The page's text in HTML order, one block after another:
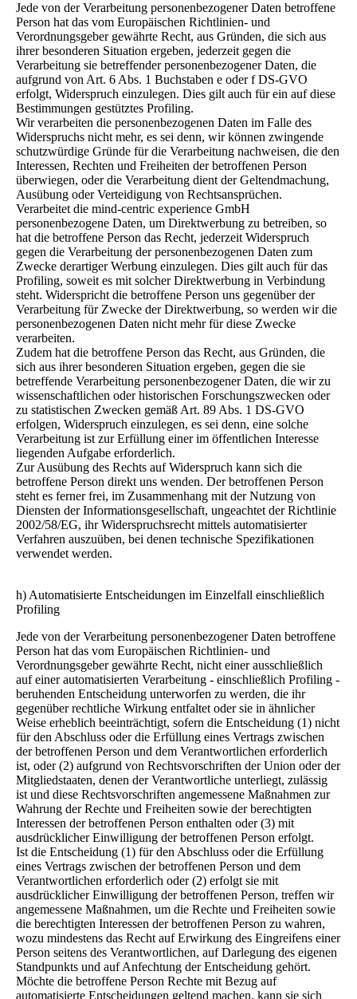
Jede von der Verarbeitung personenbezogener Daten betroffene
Person hat das vom Europäischen Richtlinien- und
Verordnungsgeber gewährte Recht, aus Gründen, die sich aus
ihrer besonderen Situation ergeben, jederzeit gegen die
Verarbeitung sie betreffender personenbezogener Daten, die
aufgrund von Art. 6 Abs. 1 Buchstaben e oder f DS-GVO
erfolgt, Widerspruch einzulegen. Dies gilt auch für ein auf diese
Bestimmungen gestütztes Profiling.
Wir verarbeiten die personenbezogenen Daten im Falle des
Widerspruchs nicht mehr, es sei denn, wir können zwingende
schutzwürdige Gründe für die Verarbeitung nachweisen, die den
Interessen, Rechten und Freiheiten der betroffenen Person
überwiegen, oder die Verarbeitung dient der Geltendmachung,
Ausübung oder Verteidigung von Rechtsansprüchen.
Verarbeitet die mind-centric experience GmbH
personenbezogene Daten, um Direktwerbung zu betreiben, so
hat die betroffene Person das Recht, jederzeit Widerspruch
gegen die Verarbeitung der personenbezogenen Daten zum
Zwecke derartiger Werbung einzulegen. Dies gilt auch für das
Profiling, soweit es mit solcher Direktwerbung in Verbindung
steht. Widerspricht die betroffene Person uns gegenüber der
Verarbeitung für Zwecke der Direktwerbung, so werden wir die
personenbezogenen Daten nicht mehr für diese Zwecke
verarbeiten.
Zudem hat die betroffene Person das Recht, aus Gründen, die
sich aus ihrer besonderen Situation ergeben, gegen die sie
betreffende Verarbeitung personenbezogener Daten, die wir zu
wissenschaftlichen oder historischen Forschungszwecken oder
zu statistischen Zwecken gemäß Art. 89 Abs. 1 DS-GVO
erfolgen, Widerspruch einzulegen, es sei denn, eine solche
Verarbeitung ist zur Erfüllung einer im öffentlichen Interesse
liegenden Aufgabe erforderlich.
Zur Ausübung des Rechts auf Widerspruch kann sich die
betroffene Person direkt uns wenden. Der betroffenen Person
steht es ferner frei, im Zusammenhang mit der Nutzung von
Diensten der Informationsgesellschaft, ungeachtet der Richtlinie
2002/58/EG, ihr Widerspruchsrecht mittels automatisierter
Verfahren auszuüben, bei denen technische Spezifikationen
verwendet werden.
h) Automatisierte Entscheidungen im Einzelfall einschließlich
Profiling
Jede von der Verarbeitung personenbezogener Daten betroffene
Person hat das vom Europäischen Richtlinien- und
Verordnungsgeber gewährte Recht, nicht einer ausschließlich
auf einer automatisierten Verarbeitung - einschließlich Profiling -
beruhenden Entscheidung unterworfen zu werden, die ihr
gegenüber rechtliche Wirkung entfaltet oder sie in ähnlicher
Weise erheblich beeinträchtigt, sofern die Entscheidung (1) nicht
für den Abschluss oder die Erfüllung eines Vertrags zwischen
der betroffenen Person und dem Verantwortlichen erforderlich
ist, oder (2) aufgrund von Rechtsvorschriften der Union oder der
Mitgliedstaaten, denen der Verantwortliche unterliegt, zulässig
ist und diese Rechtsvorschriften angemessene Maßnahmen zur
Wahrung der Rechte und Freiheiten sowie der berechtigten
Interessen der betroffenen Person enthalten oder (3) mit
ausdrücklicher Einwilligung der betroffenen Person erfolgt.
Ist die Entscheidung (1) für den Abschluss oder die Erfüllung
eines Vertrags zwischen der betroffenen Person und dem
Verantwortlichen erforderlich oder (2) erfolgt sie mit
ausdrücklicher Einwilligung der betroffenen Person, treffen wir
angemessene Maßnahmen, um die Rechte und Freiheiten sowie
die berechtigten Interessen der betroffenen Person zu wahren,
wozu mindestens das Recht auf Erwirkung des Eingreifens einer
Person seitens des Verantwortlichen, auf Darlegung des eigenen
Standpunkts und auf Anfechtung der Entscheidung gehört.
Möchte die betroffene Person Rechte mit Bezug auf
automatisierte Entscheidungen geltend machen, kann sie sich